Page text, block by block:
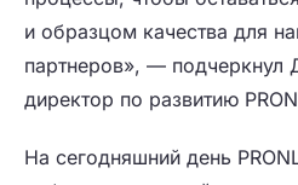
и образцом качества для
партнеров», — подчеркнул
директор по развитию
На сегодняшний день